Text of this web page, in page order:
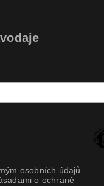
osobních údajů
o ochraně